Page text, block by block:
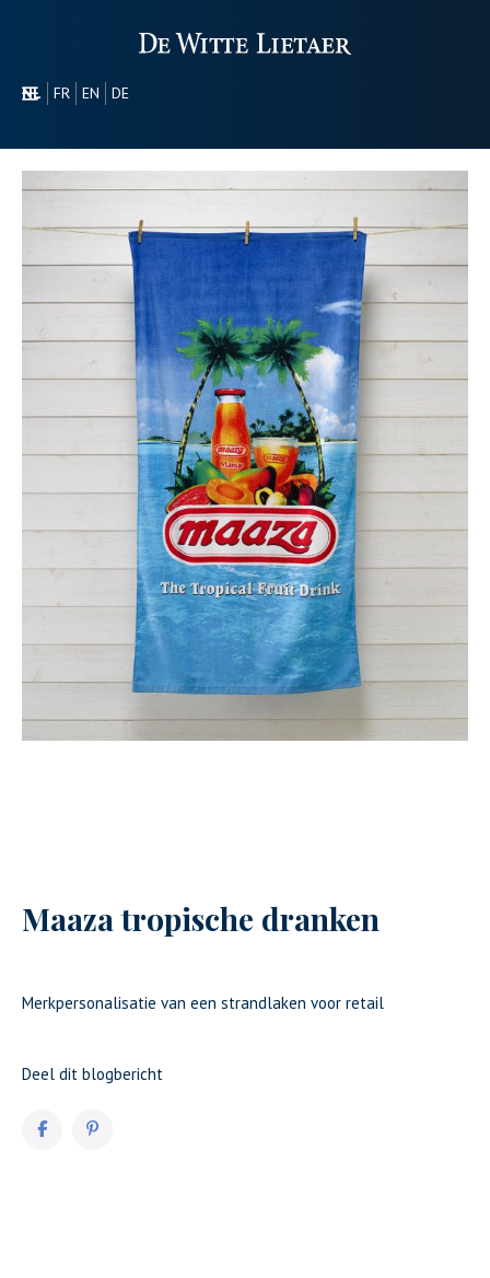
NL FR EN
DE
ONS GAMMA
CONTACT
Maaza tropische dranken
Merkpersonalisatie van een strandlaken voor retail
Deel dit blogbericht